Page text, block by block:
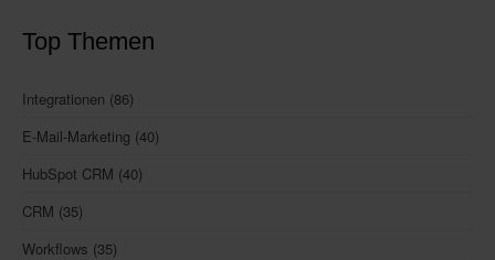
Top Themen
Integrationen (86)
E-Mail-Marketing (40)
HubSpot CRM (40)
CRM (35)
Workflows (35)